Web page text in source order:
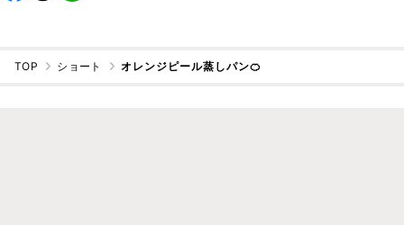
TOP ショート オレンジピール蒸しパン🍊